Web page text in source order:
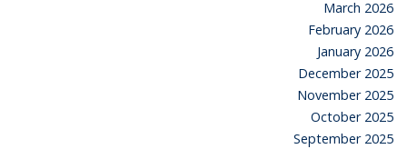
March 2026
February 2026
January 2026
December 2025
November 2025
October 2025
September 2025